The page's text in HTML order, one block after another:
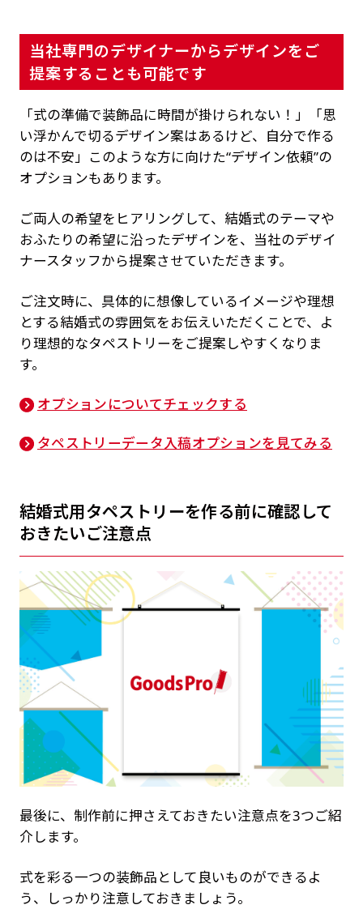
当社専門のデザイナーからデザインをご
提案することも可能です
「式の準備で装飾品に時間が掛けられない！」「思
い浮かんで切るデザイン案はあるけど、自分で作る
のは不安」このような方に向けた“デザイン依頼”の
オプションもあります。
ご両人の希望をヒアリングして、結婚式のテーマや
おふたりの希望に沿ったデザインを、当社のデザイ
ナースタッフから提案させていただきます。
ご注文時に、具体的に想像しているイメージや理想
とする結婚式の雰囲気をお伝えいただくことで、よ
り理想的なタペストリーをご提案しやすくなりま
す。
オプションについてチェックする
タペストリーデータ入稿オプションを見てみる
結婚式用タペストリーを作る前に確認して
おきたいご注意点
最後に、制作前に押さえておきたい注意点を3つご紹
介します。
式を彩る一つの装飾品として良いものができるよ
う、しっかり注意しておきましょう。